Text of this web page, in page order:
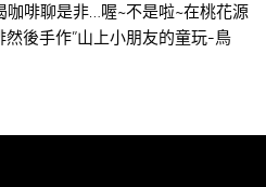
咖啡聊是非…喔~不是啦~在桃花源
後手作”山上小朋友的童玩-鳥